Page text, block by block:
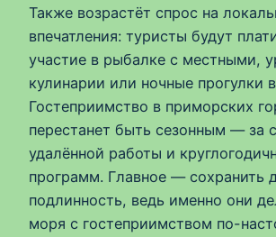
Также возрастёт спрос на
впечатления: туристы будут
участие в рыбалке с местными,
кулинарии или ночные прогулки
Гостеприимство в приморских
перестанет быть сезонным — за
удалённой работы и
программ. Главное — сохранить
подлинность, ведь именно они
моря с гостеприимством по-